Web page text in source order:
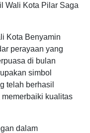
Wali Kota Pilar Saga
Kota Benyamin
perayaan yang
di bulan
simbol
telah berhasil
kualitas
dalam